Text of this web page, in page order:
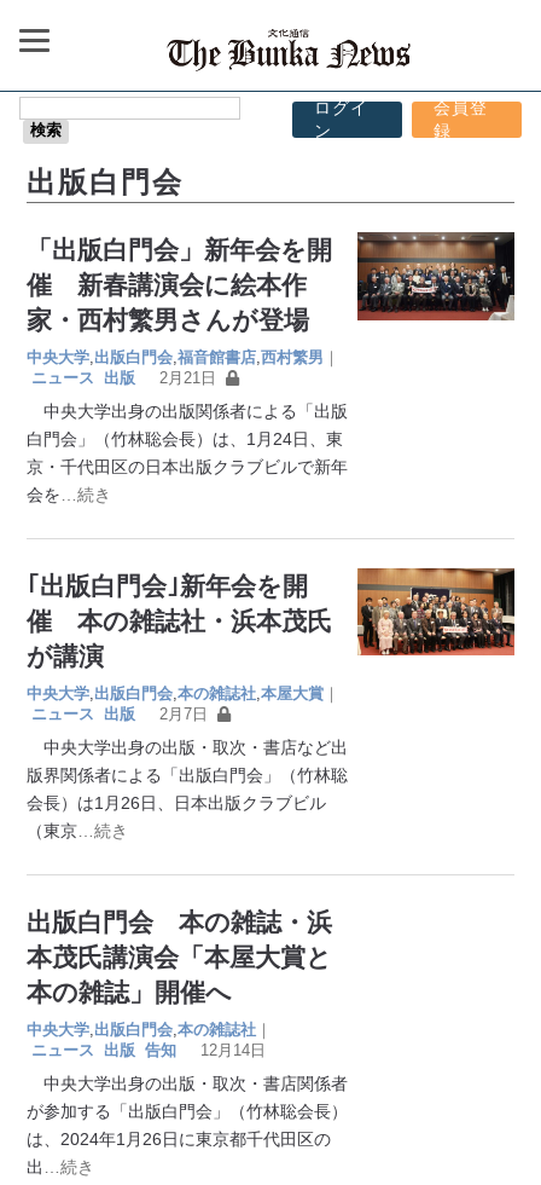
ログイ
ン
会員登
録
出版白門会
「出版白門会」新年会を開
催 新春講演会に絵本作
家・西村繁男さんが登場
中央大学 出版白門会 ,福音館書店 ,西村繁男 ｜
ニュース
出版 2月21日
中央大学出身の出版関係者による「出版
白門会」（竹林聡会長）は、1月24日、東
京・千代田区の日本出版クラブビルで新年
会を …続き
｢出版白門会｣新年会を開
催 本の雑誌社・浜本茂氏
が講演
中央大学 出版白門会 ,本の雑誌社 ,本屋大賞 ｜
ニュース
出版 2月7日
中央大学出身の出版・取次・書店など出
版界関係者による「出版白門会」（竹林聡
会長）は1月26日、日本出版クラブビル
（東京 …続き
出版白門会 本の雑誌・浜
本茂氏講演会「本屋大賞と
本の雑誌」開催へ
中央大学 出版白門会 ,本の雑誌社 ｜
ニュース
出版 告知 12月14日
中央大学出身の出版・取次・書店関係者
が参加する「出版白門会」（竹林聡会長）
は、2024年1月26日に東京都千代田区の
出
…続き